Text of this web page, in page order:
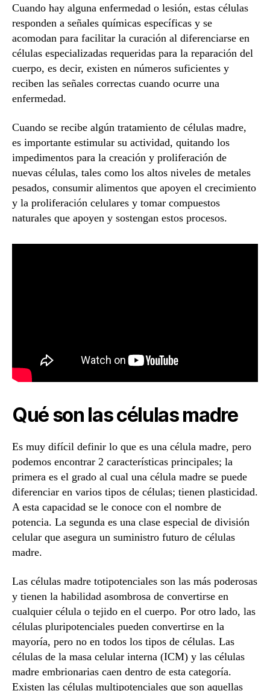
Cuando hay alguna enfermedad o lesión, estas células
responden a señales químicas específicas y se
acomodan para facilitar la curación al diferenciarse en
células especializadas requeridas para la reparación del
cuerpo, es decir, existen en números suficientes y
reciben las señales correctas cuando ocurre una
enfermedad.
Cuando se recibe algún tratamiento de células madre,
es importante estimular su actividad, quitando los
impedimentos para la creación y proliferación de
nuevas células, tales como los altos niveles de metales
pesados, consumir alimentos que apoyen el crecimiento
y la proliferación celulares y tomar compuestos
naturales que apoyen y sostengan estos procesos.
Qué son las células madre
Es muy difícil definir lo que es una célula madre, pero
podemos encontrar 2 características principales; la
primera es el grado al cual una célula madre se puede
diferenciar en varios tipos de células; tienen plasticidad.
A esta capacidad se le conoce con el nombre de
potencia. La segunda es una clase especial de división
celular que asegura un suministro futuro de células
madre.
Las células madre totipotenciales son las más poderosas
y tienen la habilidad asombrosa de convertirse en
cualquier célula o tejido en el cuerpo. Por otro lado, las
células pluripotenciales pueden convertirse en la
mayoría, pero no en todos los tipos de células. Las
células de la masa celular interna (ICM) y las células
madre embrionarias caen dentro de esta categoría.
Existen las células multipotenciales que son aquellas